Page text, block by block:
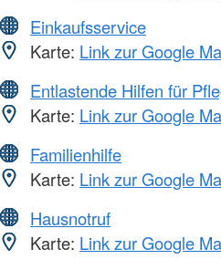
Einkaufsservice
Karte: Link zur Google
Entlastende Hilfen für
Karte: Link zur Google
Familienhilfe
Karte: Link zur Google
Hausnotruf
Karte: Link zur Google